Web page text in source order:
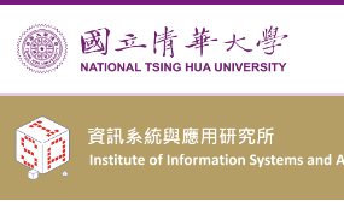
到
主
要
容
區